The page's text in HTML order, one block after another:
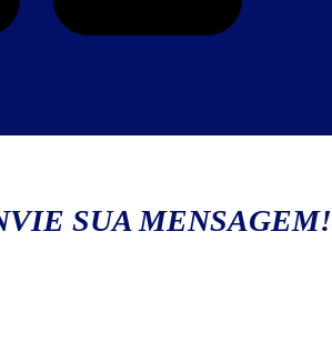
SUA MENSAGEM!